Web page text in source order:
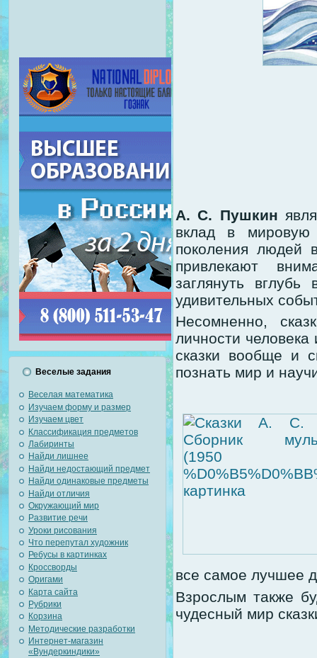
Веселые задания
Веселая математика
Изучаем форму и размер
Изучаем цвет
Классификация предметов
Лабиринты
Найди лишнее
Найди недостающий предмет
Найди одинаковые предметы
Найди отличия
Окружающий мир
Развитие речи
Уроки рисования
Что перепутал художник
Ребусы в картинках
Кроссворды
Оригами
Карта сайта
Рубрики
Корзина
Методические разработки
Интернет-магазин
«Вундеркиндики»
А. С. Пушкин
вклад в мировую
поколения людей
привлекают
заглянуть
удивительных
Несомненно,
личности
сказки вообще и
познать мир и
все самое лучшее
Взрослым также
чудесный мир